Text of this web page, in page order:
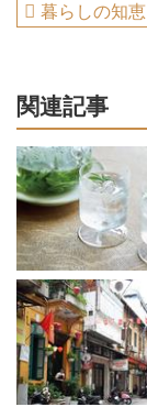
暮らしの知恵
関連記事